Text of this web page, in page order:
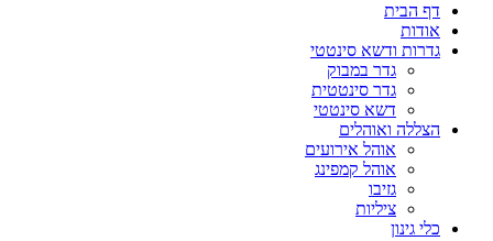
דף הבית
אודות
גדרות ודשא סינטטי
גדר במבוק
גדר סינטטית
דשא סינטטי
הצללה ואוהלים
אוהל אירועים
אוהל קמפינג
גזיבו
ציליות
כלי גינון